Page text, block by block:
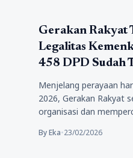
Politik
Gerakan Rakyat
Legalitas
458 DPD Sudah
Menjelang perayaan
2026, Gerakan Rakyat
organisasi dan
By Eka•23/02/2026